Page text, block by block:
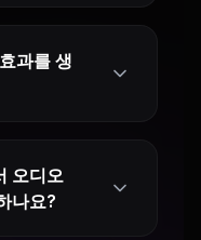
과를 생
오디오
나요?